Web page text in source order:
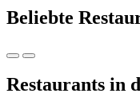
Beliebte
Restaurants in